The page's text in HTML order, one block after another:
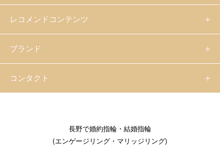
レコメンドコンテンツ
ブランド
コンタクト
長野で婚約指輪・結婚指輪
(エンゲージリング・マリッジリング)